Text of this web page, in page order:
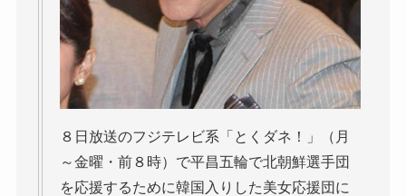
８日放送のフジテレビ系「とくダネ！」（月
～金曜・前８時）で平昌五輪で北朝鮮選手団
を応援するために韓国入りした美女応援団に